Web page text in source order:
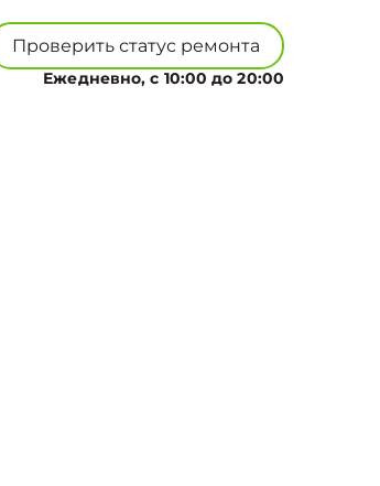
Проверить статус ремонта
Ежедневно, с 10:00 до 20:00